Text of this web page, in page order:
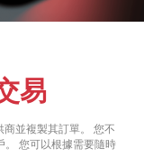
易
並複製其訂單。 您不
。 您可以根據需要隨時